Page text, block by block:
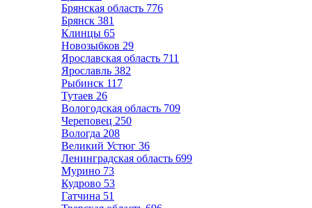
Брянская область 776
Брянск 381
Клинцы 65
Новозыбков 29
Ярославская область 711
Ярославль 382
Рыбинск 117
Тутаев 26
Вологодская область 709
Череповец 250
Вологда 208
Великий Устюг 36
Ленинградская область 699
Мурино 73
Кудрово 53
Гатчина 51